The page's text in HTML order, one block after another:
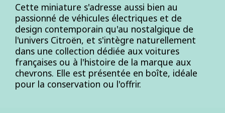
Cette miniature s'adresse aussi bien au
passionné de véhicules électriques et de
design contemporain qu'au nostalgique de
l'univers Citroën, et s'intègre naturellement
dans une collection dédiée aux voitures
françaises ou à l'histoire de la marque aux
chevrons. Elle est présentée en boîte, idéale
pour la conservation ou l'offrir.